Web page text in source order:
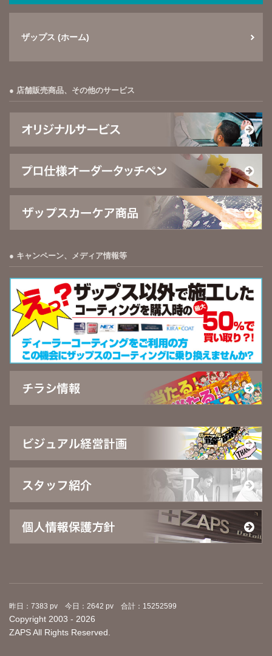
ザップス (ホーム)
店舗販売商品、その他のサービス
キャンペーン、メディア情報等
昨日：7383 pv 今日：2642 pv 合計：15252599
Copyright 2003 - 2026
ZAPS All Rights Reserved.